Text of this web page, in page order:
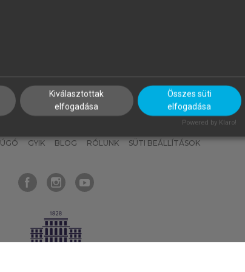
MI – ÁLTALÁNOS IRÁNYELVEK
GYIK BLOG RÓLUNK SÜTI BEÁLLÍTÁSOK
Kiválasztottak
elfogadása
Összes süti
elfogadása
Powered by Klaro!